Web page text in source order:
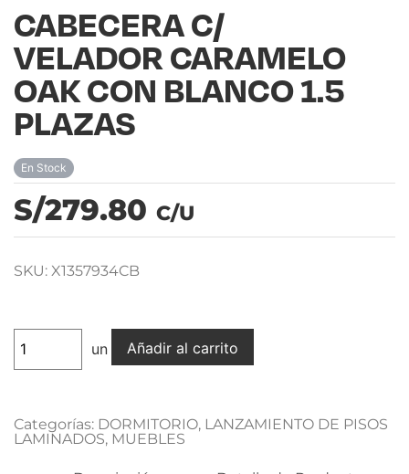
CABECERA C/
VELADOR CARAMELO
OAK CON BLANCO 1.5
PLAZAS
En Stock
S/279.80 C/U
SKU: X1357934CB
un Añadir al carrito
Categorías: DORMITORIO, LANZAMIENTO DE PISOS
LAMINADOS, MUEBLES